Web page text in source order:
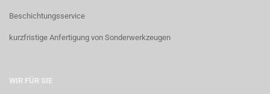
Beschichtungsservice
kurzfristige Anfertigung von Sonderwerkzeugen
WIR FÜR SIE